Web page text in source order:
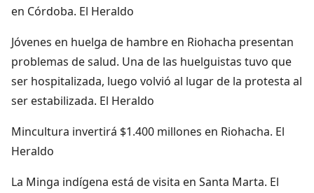
en Córdoba. El Heraldo
Jóvenes en huelga de hambre en Riohacha presentan
problemas de salud. Una de las huelguistas tuvo que
ser hospitalizada, luego volvió al lugar de la protesta al
ser estabilizada. El Heraldo
Mincultura invertirá $1.400 millones en Riohacha. El
Heraldo
La Minga indígena está de visita en Santa Marta. El